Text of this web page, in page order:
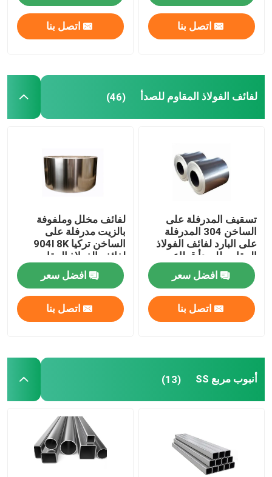
اتصل بنا اتصل بنا
لفائف الفولاذ المقاوم للصدأ (46)
تسقيف المدرفلة على
الساخن 304 المدرفلة
على البارد لفائف الفولاذ
المقاوم للصدأ قطاع
لفائف
افضل سعر
اتصل بنا
لفائف مخلل وملفوفة
بالزيت مدرفلة على
الساخن تركيا 904l 8K
لفائف الفولاذ المقاوم
للصدأ المصقول 430 Ss
لفائف 202
افضل سعر
اتصل بنا
أنبوب مربع SS (13)